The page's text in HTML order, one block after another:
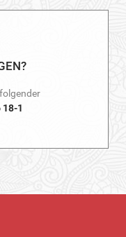
18-1